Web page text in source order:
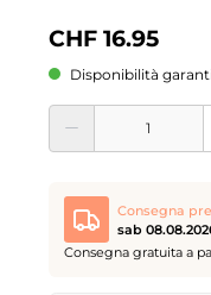
CHF 16.95
Disponibilità
Quantità del prodotto:
Consegna
sab
Consegna gratuita a